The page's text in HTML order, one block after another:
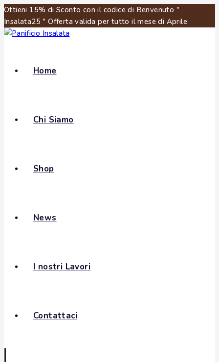
Ottieni 15% di Sconto con il codice di Benvenuto "
Insalata25 " Offerta valida per tutto il mese di Aprile
Home
Chi Siamo
Shop
News
I nostri Lavori
Contattaci